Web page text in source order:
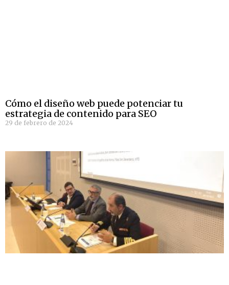
Cómo el diseño web puede potenciar tu
estrategia de contenido para SEO
29 de febrero de 2024